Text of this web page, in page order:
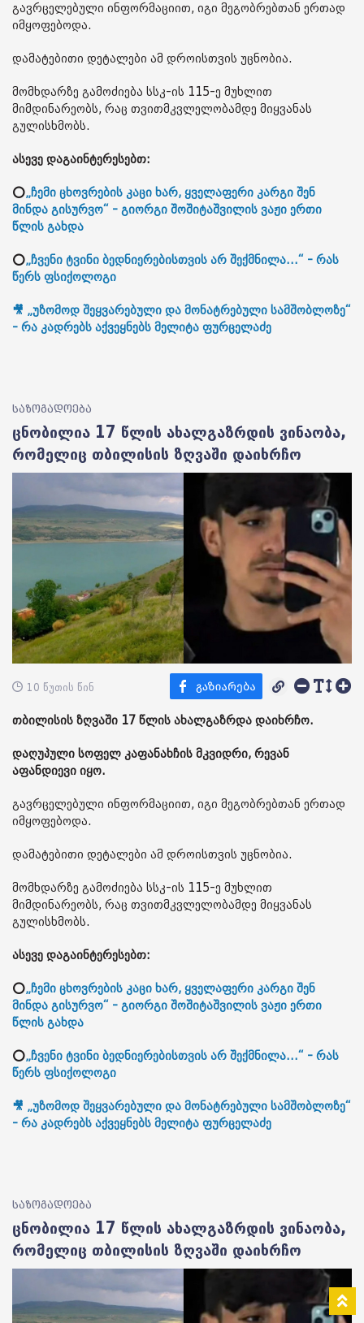
გავრცელებული ინფორმაციით, იგი მეგობრებთან ერთად
იმყოფებოდა.
დამატებითი დეტალები ამ დროისთვის უცნობია.
მომხდარზე გამოძიება სსკ-ის 115-ე მუხლით
მიმდინარეობს, რაც თვითმკვლელობამდე მიყვანას
გულისხმობს.
ასევე დაგაინტერესებთ:
⭕„ჩემი ცხოვრების კაცი ხარ, ყველაფერი კარგი შენ
მინდა გისურვო“ - გიორგი შოშიტაშვილის ვაჟი ერთი
წლის გახდა
⭕„ჩვენი ტვინი ბედნიერებისთვის არ შექმნილა...“ - რას
წერს ფსიქოლოგი
🎥 „უზომოდ შეყვარებული და მონატრებული სამშობლოზე“
- რა კადრებს აქვეყნებს მელიტა ფურცელაძე
საზოგადოება
ცნობილია 17 წლის ახალგაზრდის ვინაობა,
რომელიც თბილისის ზღვაში დაიხრჩო
10 წუთის წინ
თბილისის ზღვაში 17 წლის ახალგაზრდა დაიხრჩო.
დაღუპული სოფელ კაფანახჩის მკვიდრი, რევან
აფანდიევი იყო.
გავრცელებული ინფორმაციით, იგი მეგობრებთან ერთად
იმყოფებოდა.
დამატებითი დეტალები ამ დროისთვის უცნობია.
მომხდარზე გამოძიება სსკ-ის 115-ე მუხლით
მიმდინარეობს, რაც თვითმკვლელობამდე მიყვანას
გულისხმობს.
ასევე დაგაინტერესებთ:
⭕„ჩემი ცხოვრების კაცი ხარ, ყველაფერი კარგი შენ
მინდა გისურვო“ - გიორგი შოშიტაშვილის ვაჟი ერთი
წლის გახდა
⭕„ჩვენი ტვინი ბედნიერებისთვის არ შექმნილა...“ - რას
წერს ფსიქოლოგი
🎥 „უზომოდ შეყვარებული და მონატრებული სამშობლოზე“
- რა კადრებს აქვეყნებს მელიტა ფურცელაძე
საზოგადოება
ცნობილია 17 წლის ახალგაზრდის ვინაობა,
რომელიც თბილისის ზღვაში დაიხრჩო